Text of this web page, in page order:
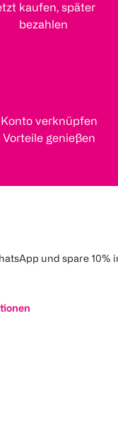
kaufen, später
bezahlen
verknüpfen
Vorteile genießen
und spare 10%